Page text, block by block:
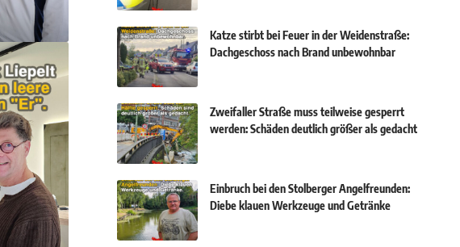
Katze stirbt bei Feuer in der Weidenstraße:
Dachgeschoss nach Brand unbewohnbar
Zweifaller Straße muss teilweise gesperrt
werden: Schäden deutlich größer als gedacht
Einbruch bei den Stolberger Angelfreunden:
Diebe klauen Werkzeuge und Getränke